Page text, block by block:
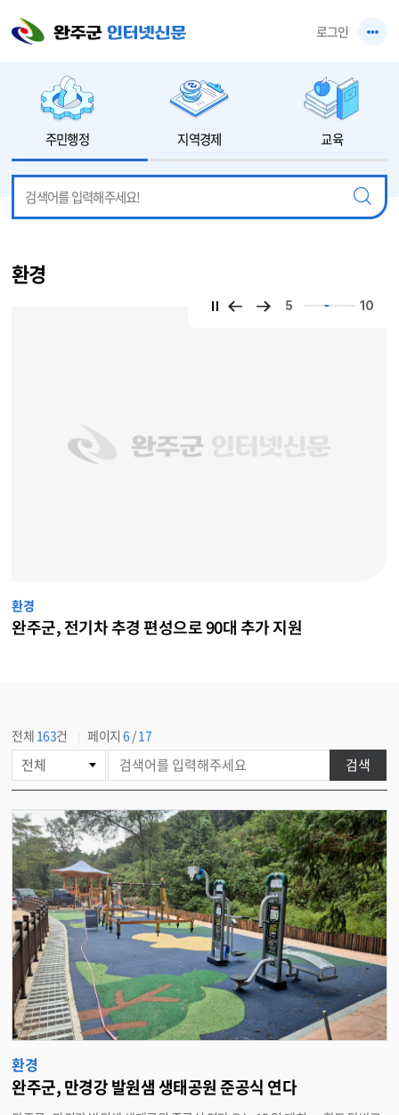
로그인
주민행정 지역경제 교육
환경
5 10
환경
완주군, 전기차 추경 편성으로 90대 추가 지원
전체 163건 페이지6/17
시
물
검
색
검색
환경
완주군, 만경강 발원샘 생태공원 준공식 연다